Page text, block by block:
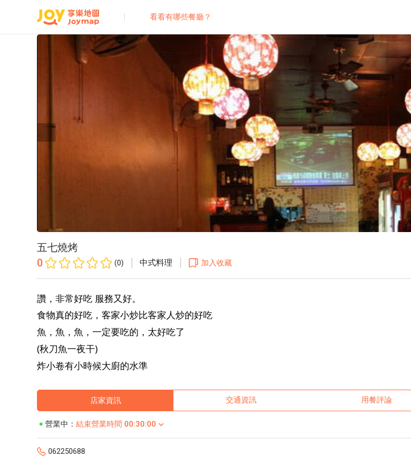
看看有哪些餐廳？
五七燒烤
0
(0) 中式料理 加入收藏
讚，非常好吃 服務又好。
食物真的好吃，客家小炒比客家人炒的好吃
魚，魚，魚，一定要吃的，太好吃了
(秋刀魚一夜干)
炸小卷有小時候大廚的水準
店家資訊 交通資訊 用餐評論
營業中： 結束營業時間 00:30:00
062250688